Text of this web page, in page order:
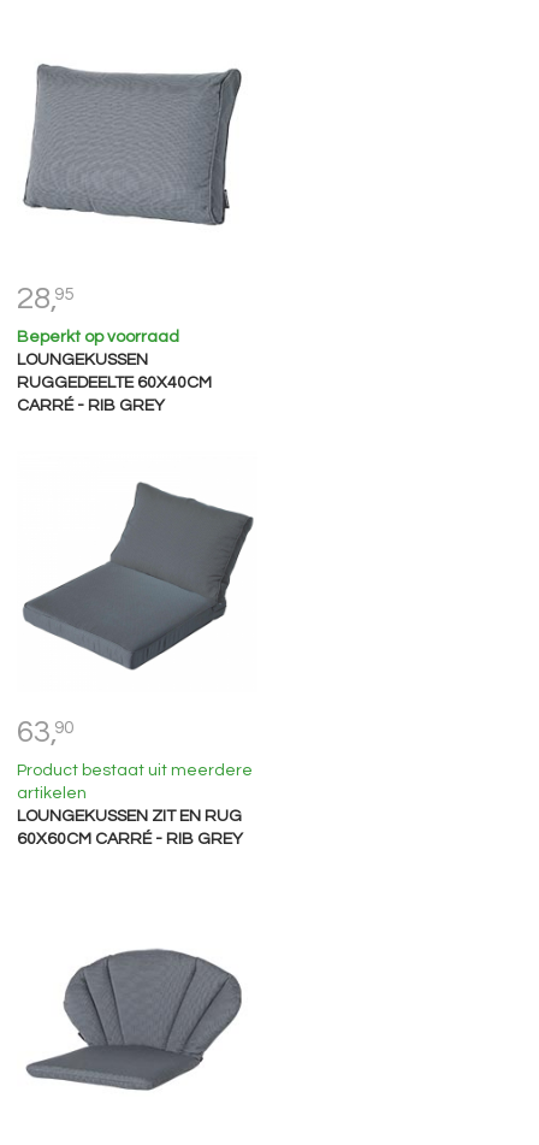
28,95
Beperkt op voorraad
LOUNGEKUSSEN
RUGGEDEELTE 60X40CM
CARRÉ - RIB GREY
63,90
Product bestaat uit meerdere
artikelen
LOUNGEKUSSEN ZIT EN RUG
60X60CM CARRÉ - RIB GREY